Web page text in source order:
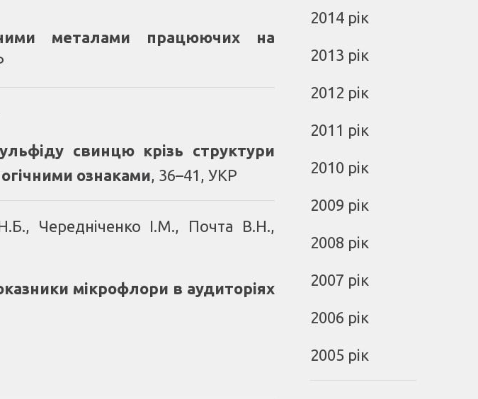
металами працюючих на
свинцю крізь структури
ознаками, 36–41, УКР
Чередніченко І.М., Почта В.Н.,
мікрофлори в аудиторіях
2014 рік
2013 рік
2012 рік
2011 рік
2010 рік
2009 рік
2008 рік
2007 рік
2006 рік
2005 рік